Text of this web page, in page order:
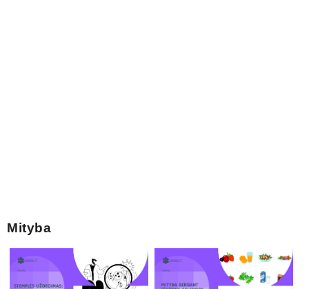
Mityba